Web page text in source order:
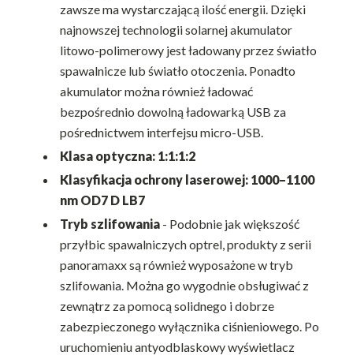
zawsze ma wystarczającą ilość energii. Dzięki
najnowszej technologii solarnej akumulator
litowo-polimerowy jest ładowany przez światło
spawalnicze lub światło otoczenia. Ponadto
akumulator można również ładować
bezpośrednio dowolną ładowarką USB za
pośrednictwem interfejsu micro-USB.
Klasa optyczna: 1:1:1:2
Klasyfikacja ochrony laserowej: 1000–1100
nm OD7 D LB7
Tryb szlifowania - Podobnie jak większość
przyłbic spawalniczych optrel, produkty z serii
panoramaxx są również wyposażone w tryb
szlifowania. Można go wygodnie obsługiwać z
zewnątrz za pomocą solidnego i dobrze
zabezpieczonego wyłącznika ciśnieniowego. Po
uruchomieniu antyodblaskowy wyświetlacz